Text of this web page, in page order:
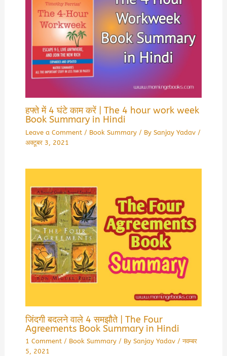
हफ्ते में 4 घंटे काम करें | The 4 hour work week
Book Summary in Hindi
Leave a Comment / Book Summary/ By Sanjay Yadav /
अक्टूबर 3, 2021
जिंदगी बदलने वाले 4 समझौते | The Four
Agreements Book Summary in Hindi
1 Comment / Book Summary/ By Sanjay Yadav /नवम्बर
5, 2021